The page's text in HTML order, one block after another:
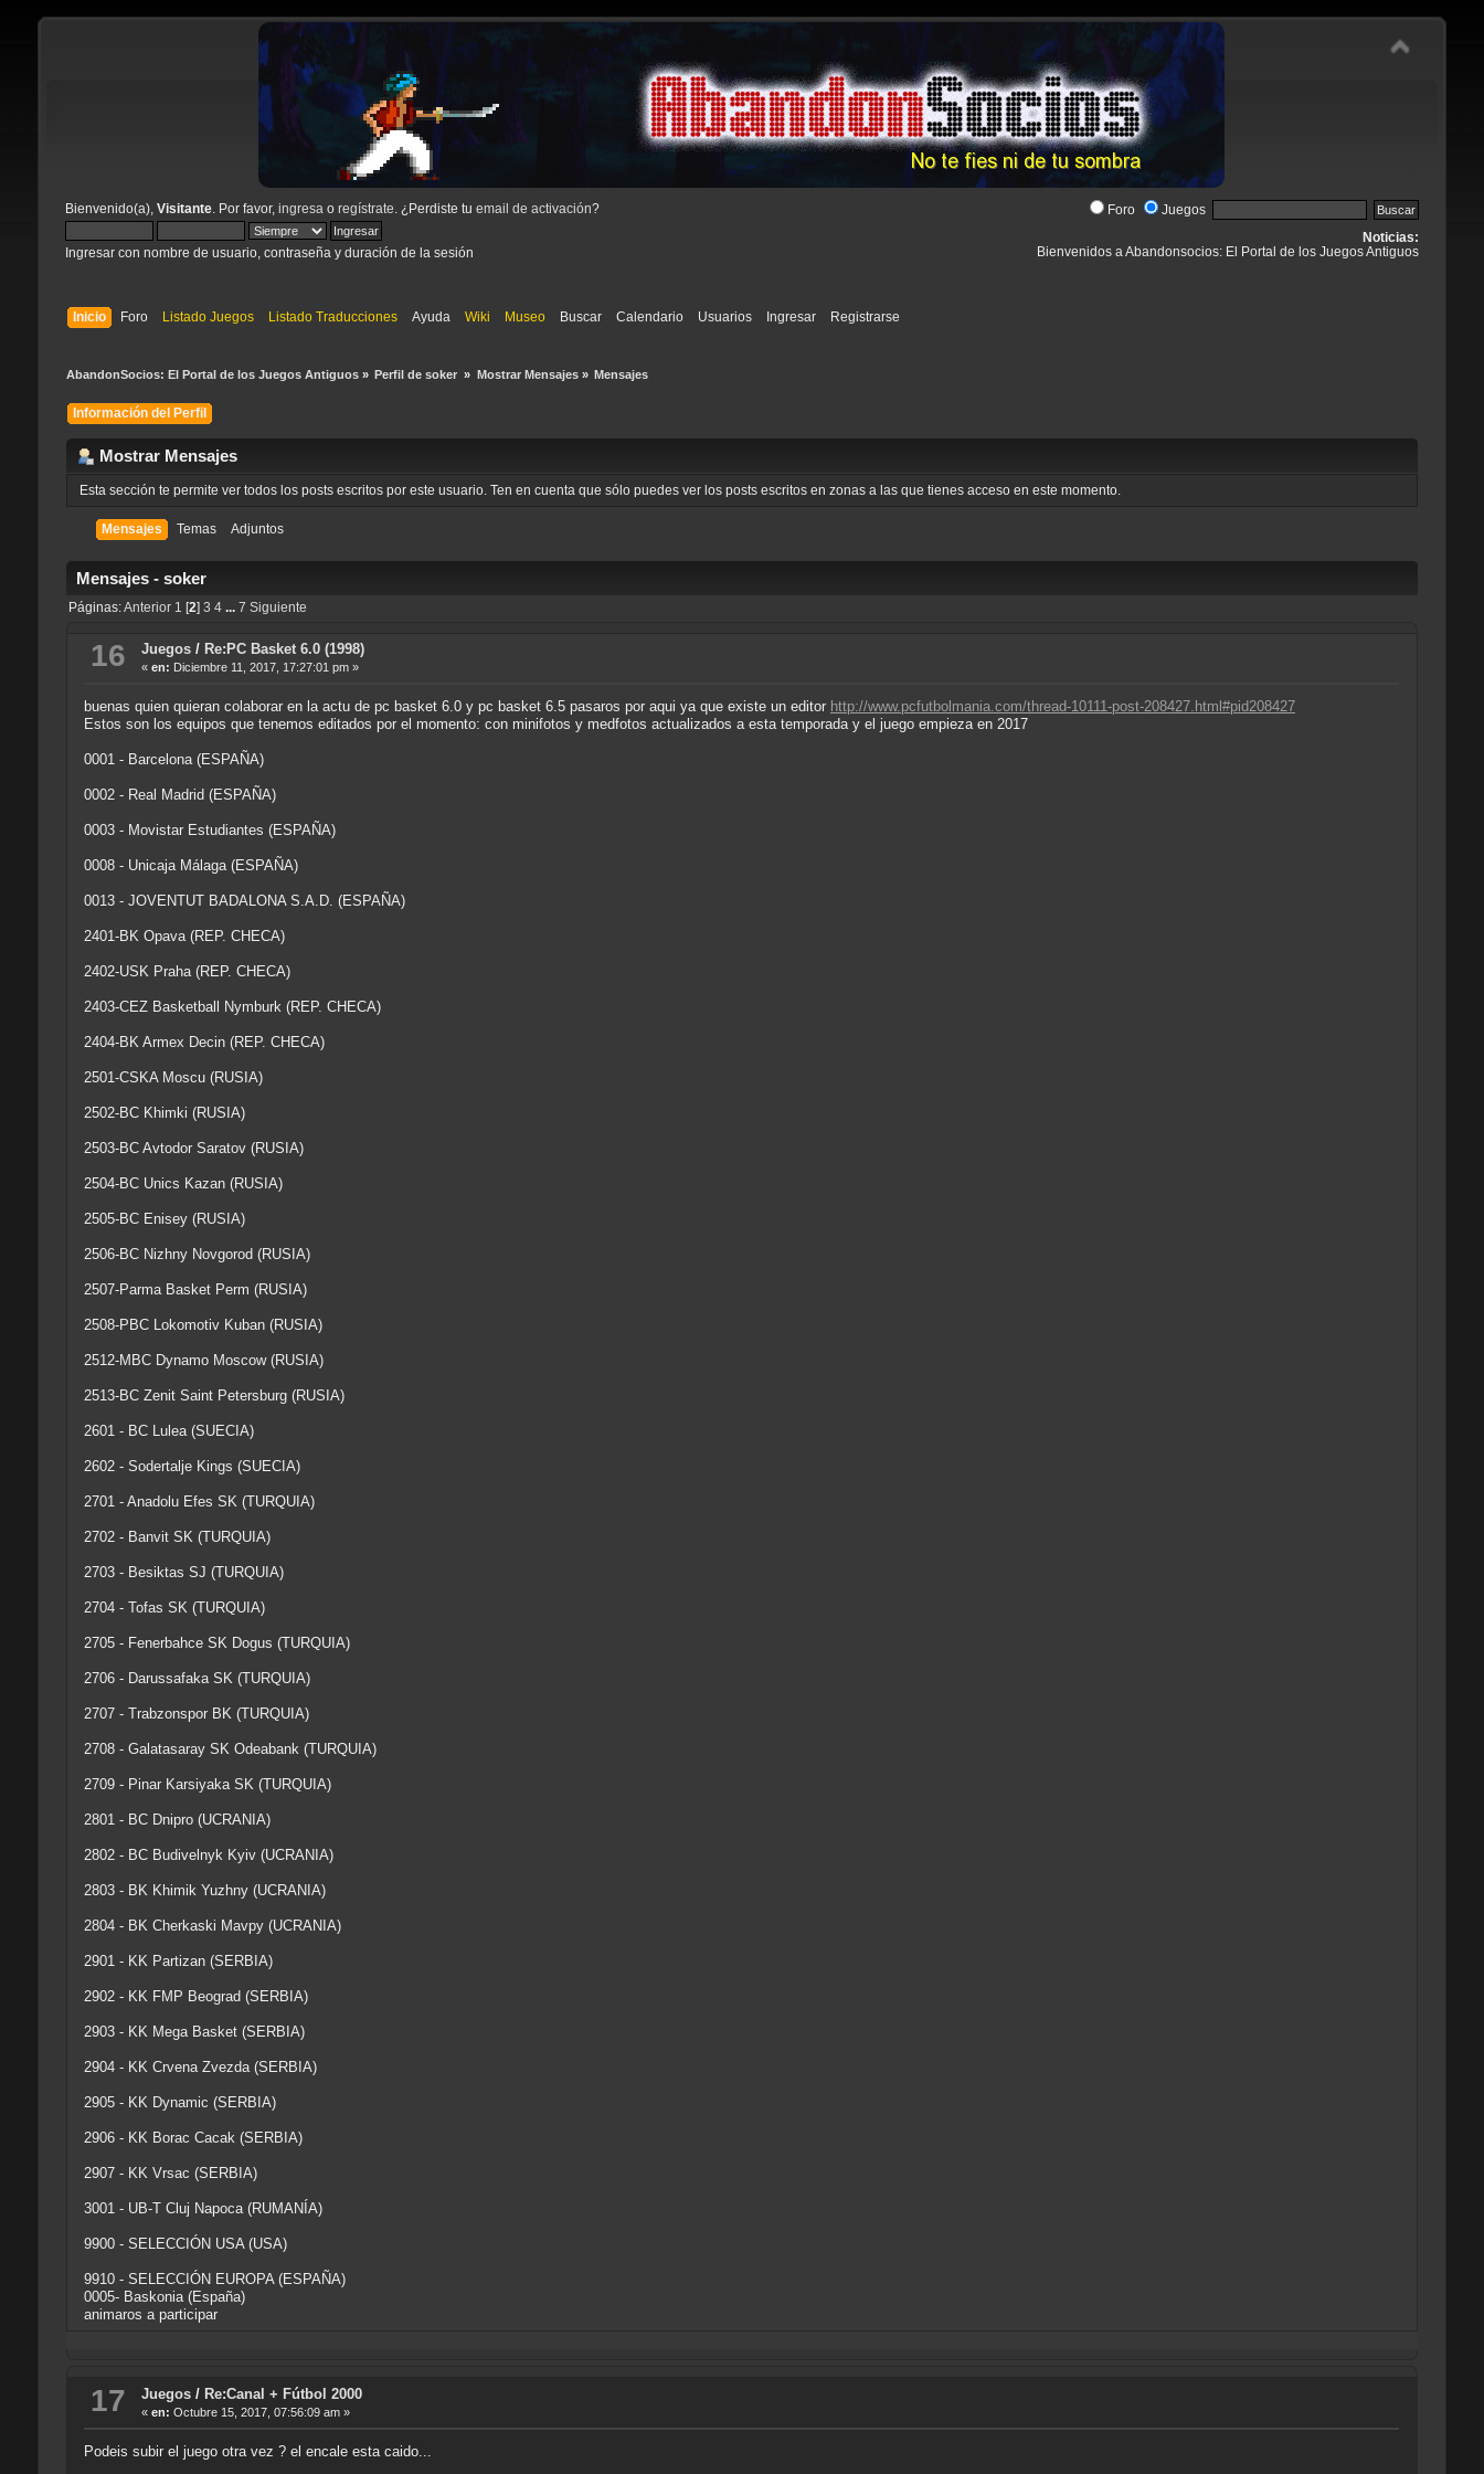
Bienvenido(a), Visitante. Por favor, ingresa o regístrate . ¿Perdiste tu email de activación?
Ingresar con nombre de usuario, contraseña y duración de la sesión
Foro Juegos
Noticias:
Bienvenidos a Abandonsocios: El Portal de los Juegos Antiguos
Inicio Foro Listado Juegos Listado Traducciones Ayuda Wiki Museo Buscar Calendario Usuarios Ingresar Registrarse
AbandonSocios: El Portal de los Juegos Antiguos» Perfil de soker » Mostrar Mensajes» Mensajes
Información del Perfil
Mostrar Mensajes
Esta sección te permite ver todos los posts escritos por este usuario. Ten en cuenta que sólo puedes ver los posts escritos en zonas a las que tienes acceso en este momento.
Mensajes Temas Adjuntos
Mensajes - soker
Páginas:Anterior 1 2] 3 4 ... 7 Siguiente
16 Juegos/ Re:PC Basket 6.0 (1998)
« en: Diciembre 11, 2017, 17:27:01 pm »
buenas quien quieran colaborar en la actu de pc basket 6.0 y pc basket 6.5 pasaros por aqui ya que existe un editor http://www.pcfutbolmania.com/thread-10111-post-208427.html#pid208427
Estos son los equipos que tenemos editados por el momento: con minifotos y medfotos actualizados a esta temporada y el juego empieza en 2017
0001 - Barcelona (ESPAÑA)
0002 - Real Madrid (ESPAÑA)
0003 - Movistar Estudiantes (ESPAÑA)
0008 - Unicaja Málaga (ESPAÑA)
0013 - JOVENTUT BADALONA S.A.D. (ESPAÑA)
2401-BK Opava (REP. CHECA)
2402-USK Praha (REP. CHECA)
2403-CEZ Basketball Nymburk (REP. CHECA)
2404-BK Armex Decin (REP. CHECA)
2501-CSKA Moscu (RUSIA)
2502-BC Khimki (RUSIA)
2503-BC Avtodor Saratov (RUSIA)
2504-BC Unics Kazan (RUSIA)
2505-BC Enisey (RUSIA)
2506-BC Nizhny Novgorod (RUSIA)
2507-Parma Basket Perm (RUSIA)
2508-PBC Lokomotiv Kuban (RUSIA)
2512-MBC Dynamo Moscow (RUSIA)
2513-BC Zenit Saint Petersburg (RUSIA)
2601 - BC Lulea (SUECIA)
2602 - Sodertalje Kings (SUECIA)
2701 - Anadolu Efes SK (TURQUIA)
2702 - Banvit SK (TURQUIA)
2703 - Besiktas SJ (TURQUIA)
2704 - Tofas SK (TURQUIA)
2705 - Fenerbahce SK Dogus (TURQUIA)
2706 - Darussafaka SK (TURQUIA)
2707 - Trabzonspor BK (TURQUIA)
2708 - Galatasaray SK Odeabank (TURQUIA)
2709 - Pinar Karsiyaka SK (TURQUIA)
2801 - BC Dnipro (UCRANIA)
2802 - BC Budivelnyk Kyiv (UCRANIA)
2803 - BK Khimik Yuzhny (UCRANIA)
2804 - BK Cherkaski Mavpy (UCRANIA)
2901 - KK Partizan (SERBIA)
2902 - KK FMP Beograd (SERBIA)
2903 - KK Mega Basket (SERBIA)
2904 - KK Crvena Zvezda (SERBIA)
2905 - KK Dynamic (SERBIA)
2906 - KK Borac Cacak (SERBIA)
2907 - KK Vrsac (SERBIA)
3001 - UB-T Cluj Napoca (RUMANÍA)
9900 - SELECCIÓN USA (USA)
9910 - SELECCIÓN EUROPA (ESPAÑA)
0005- Baskonia (España)
animaros a participar
17 Juegos/ Re:Canal + Fútbol 2000
« en: Octubre 15, 2017, 07:56:09 am »
Podeis subir el juego otra vez ? el encale esta caido...